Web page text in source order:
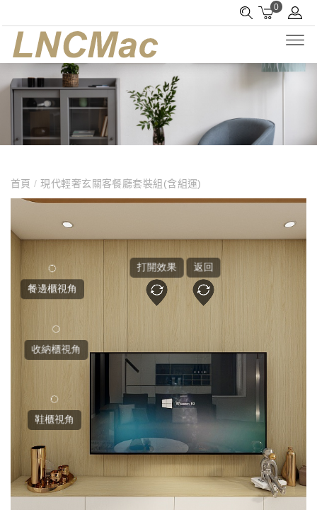
0
首頁/ 現代輕奢玄關客餐廳套裝組(含組運)